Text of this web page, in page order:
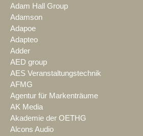
Adam Hall Group
Adamson
Adapoe
Adapteo
Adder
AED group
AES Veranstaltungstechnik
AFMG
Agentur für Markenträume
AK Media
Akademie der OETHG
Alcons Audio